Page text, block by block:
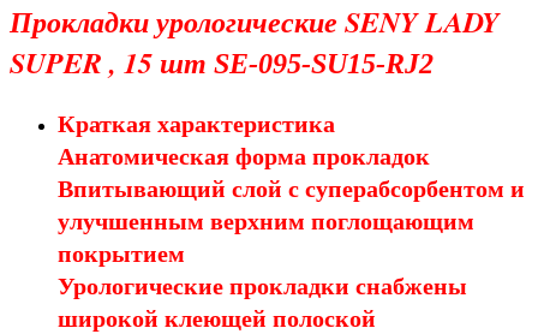
Прокладки урологические SENYLADY
SUPER , 15 шт SE-095-SU15-RJ2
Краткая характеристика
Анатомическая форма прокладок
Впитывающий слой с суперабсорбентом и
улучшенным верхним поглощающим
покрытием
Урологические прокладки снабжены
широкой клеющей полоской